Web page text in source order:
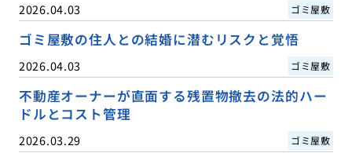
2026.04.03 ゴミ屋敷
ゴミ屋敷の住人との結婚に潜むリスクと覚悟
2026.04.03 ゴミ屋敷
不動産オーナーが直面する残置物撤去の法的ハー
ドルとコスト管理
2026.03.29 ゴミ屋敷